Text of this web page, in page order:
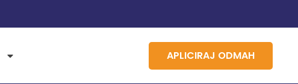
APLICIRAJ ODMAH